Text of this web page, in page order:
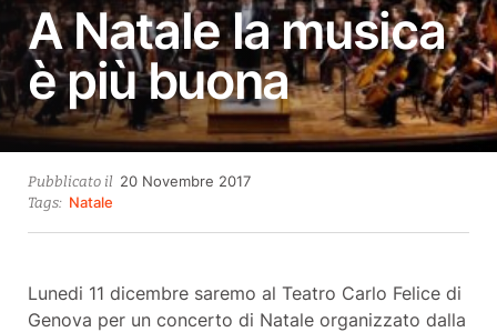
A Natale la musica
è più buona
Pubblicato il 20 Novembre 201728
Tags: Natale
Lunedi 11 dicembre saremo al Teatro Carlo Felice di
Genova per un concerto di Natale organizzato dalla